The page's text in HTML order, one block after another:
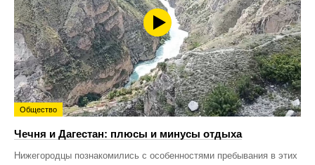
Общество
Чечня и Дагестан: плюсы и минусы отдыха
Нижегородцы познакомились с особенностями пребывания в этих